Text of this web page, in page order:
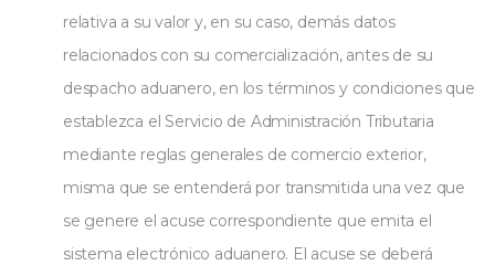
relativa a su valor y, en su caso, demás datos
relacionados con su comercialización, antes de su
despacho aduanero, en los términos y condiciones que
establezca el Servicio de Administración Tributaria
mediante reglas generales de comercio exterior,
misma que se entenderá por transmitida una vez que
se genere el acuse correspondiente que emita el
sistema electrónico aduanero. El acuse se deberá